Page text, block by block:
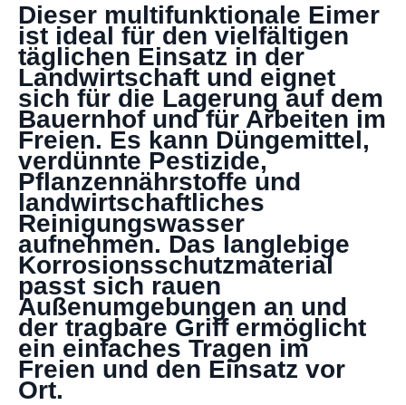
Dieser multifunktionale Eimer
ist ideal für den vielfältigen
täglichen Einsatz in der
Landwirtschaft und eignet
sich für die Lagerung auf dem
Bauernhof und für Arbeiten im
Freien. Es kann Düngemittel,
verdünnte Pestizide,
Pflanzennährstoffe und
landwirtschaftliches
Reinigungswasser
aufnehmen. Das langlebige
Korrosionsschutzmaterial
passt sich rauen
Außenumgebungen an und
der tragbare Griff ermöglicht
ein einfaches Tragen im
Freien und den Einsatz vor
Ort.